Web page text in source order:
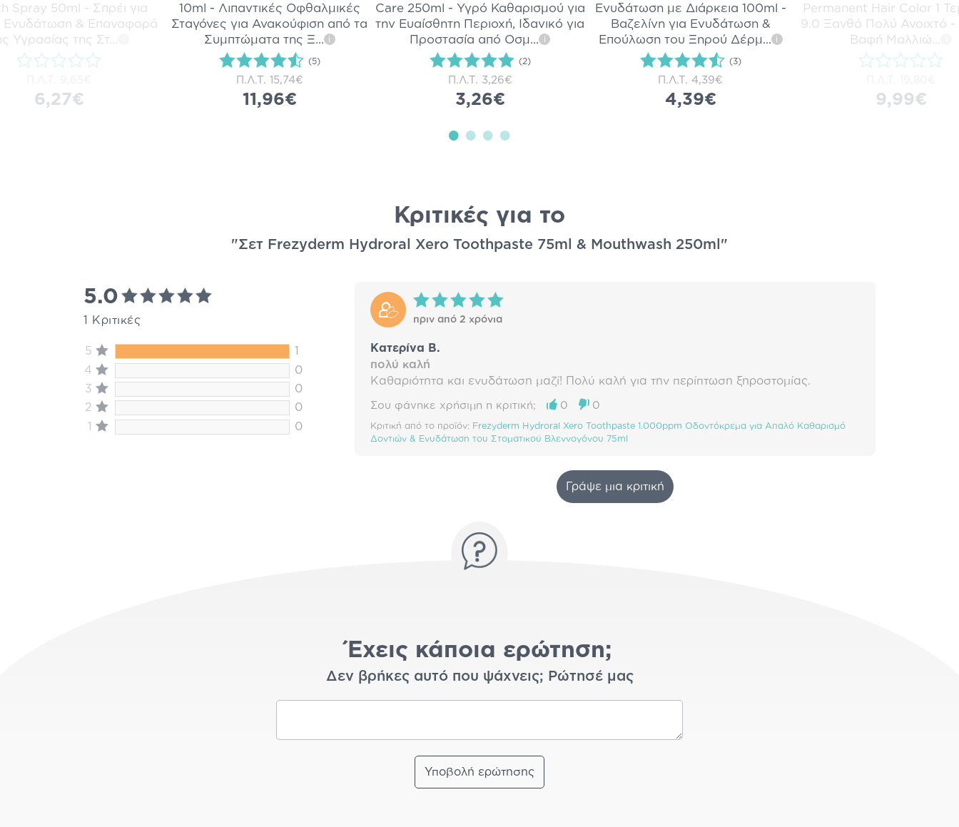
Spray 50ml - Σπρέι για
& Επαναφορά
Υγρασίας της Στ...
6,27€
10ml - Λιπαντικές Οφθαλμικές
Σταγόνες για Ανακούφιση από τα
Συμπτώματα της Ξ... i
(5)
Π.Λ.Τ. 15,74€
11,96€
Care 250ml - Υγρό Καθαρισμού για
την Ευαίσθητη Περιοχή, Ιδανικό για
Προστασία από Οσμ... i
(2)
Π.Λ.Τ. 3,26€
3,26€
Ενυδάτωση με Διάρκεια 100ml -
Βαζελίνη για Ενυδάτωση &
Επούλωση του Ξηρού Δέρμ... i
(3)
Π.Λ.Τ. 4,39€
4,39€
Permanent Hair Color 1
9.0 Ξανθό Πολύ Ανοιχτό -
Βαφή Μαλλιώ
9,99€
Κριτικές για το
"Σετ Frezyderm Hydroral Xero Toothpaste 75ml & Mouthwash 250ml"
5.0
1 Κριτικές
5
1
4
0
3
0
2
0
1
0
πριν από 2 χρόνια
Κατερίνα Β.
πολύ καλή
Καθαριότητα και ενυδάτωση μαζί! Πολύ καλή για την περίπτωση ξηροστομίας.
Σου φάνηκε χρήσιμη η κριτική; 0 0
Κριτική από το προϊόν: Frezyderm Hydroral Xero Toothpaste 1.000ppm Οδοντόκρεμα για Απαλό Καθαρισμό
Δοντιών & Ενυδάτωση του Στοματικού Βλεννογόνου 75ml
Γράψε μια κριτική
Έχεις κάποια ερώτηση;
Δεν βρήκες αυτό που ψάχνεις; Ρώτησέ μας
Υποβολή ερώτησης